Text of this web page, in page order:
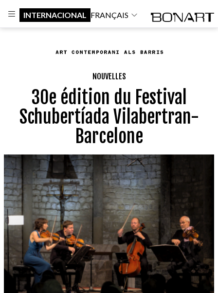
INTERNACIONAL FRANÇAIS
NOUVELLES
30e édition du Festival
Schubertíada Vilabertran-
Barcelone